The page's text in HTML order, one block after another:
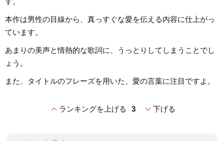
本作は男性の目線から、真っすぐな愛を伝える内容に仕上がっ
ています。
あまりの美声と情熱的な歌詞に、うっとりしてしまうことでし
ょう。
また、タイトルのフレーズを用いた、愛の言葉に注目ですよ。
expand_lessランキングを上げる 3 expand_more下げる